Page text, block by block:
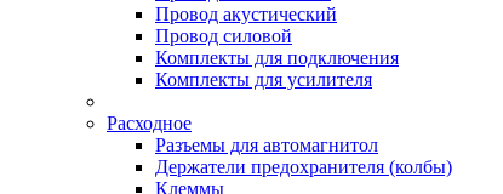
Провод акустический
Провод силовой
Комплекты для подключения
Комплекты для усилителя
Расходное
Разъемы для автомагнитол
Держатели предохранителя (колбы)
Клеммы